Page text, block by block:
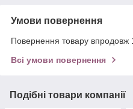
Умови повернення
Повернення товару впродовж
Всі умови повернення
Подібні товари компанії